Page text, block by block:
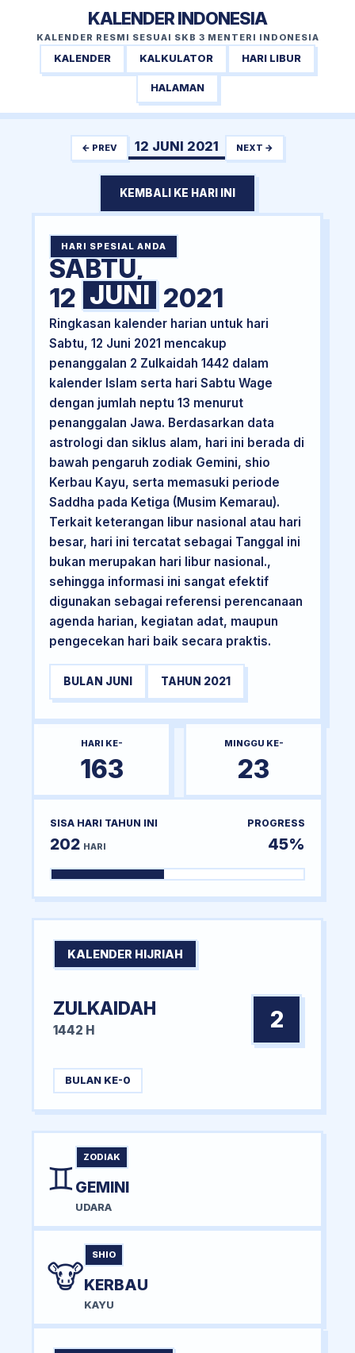
KALENDER INDONESIA
KALENDER RESMI SESUAI SKB 3 MENTERI INDONESIA
KALENDER KALKULATOR HARI LIBUR
HALAMAN
← PREV 12 JUNI 2021 NEXT →
KEMBALI KE HARI INI
HARI SPESIAL ANDA
SABTU,
12 JUNI 2021
Ringkasan kalender harian untuk hari
Sabtu, 12 Juni 2021 mencakup
penanggalan 2 Zulkaidah 1442 dalam
kalender Islam serta hari Sabtu Wage
dengan jumlah neptu 13 menurut
penanggalan Jawa. Berdasarkan data
astrologi dan siklus alam, hari ini berada di
bawah pengaruh zodiak Gemini, shio
Kerbau Kayu, serta memasuki periode
Saddha pada Ketiga (Musim Kemarau).
Terkait keterangan libur nasional atau hari
besar, hari ini tercatat sebagai Tanggal ini
bukan merupakan hari libur nasional.,
sehingga informasi ini sangat efektif
digunakan sebagai referensi perencanaan
agenda harian, kegiatan adat, maupun
pengecekan hari baik secara praktis.
BULAN JUNI TAHUN 2021
HARI KE-
163
MINGGU KE-
23
SISA HARI TAHUN INI
202 HARI
PROGRESS
45%
KALENDER HIJRIAH
ZULKAIDAH
1442 H 2
BULAN KE-0
♊
ZODIAK
GEMINI
UDARA
🐮
SHIO
KERBAU
KAYU